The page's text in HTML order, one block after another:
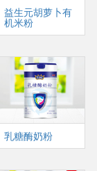
益生元胡萝卜有
机米粉
乳糖酶奶粉